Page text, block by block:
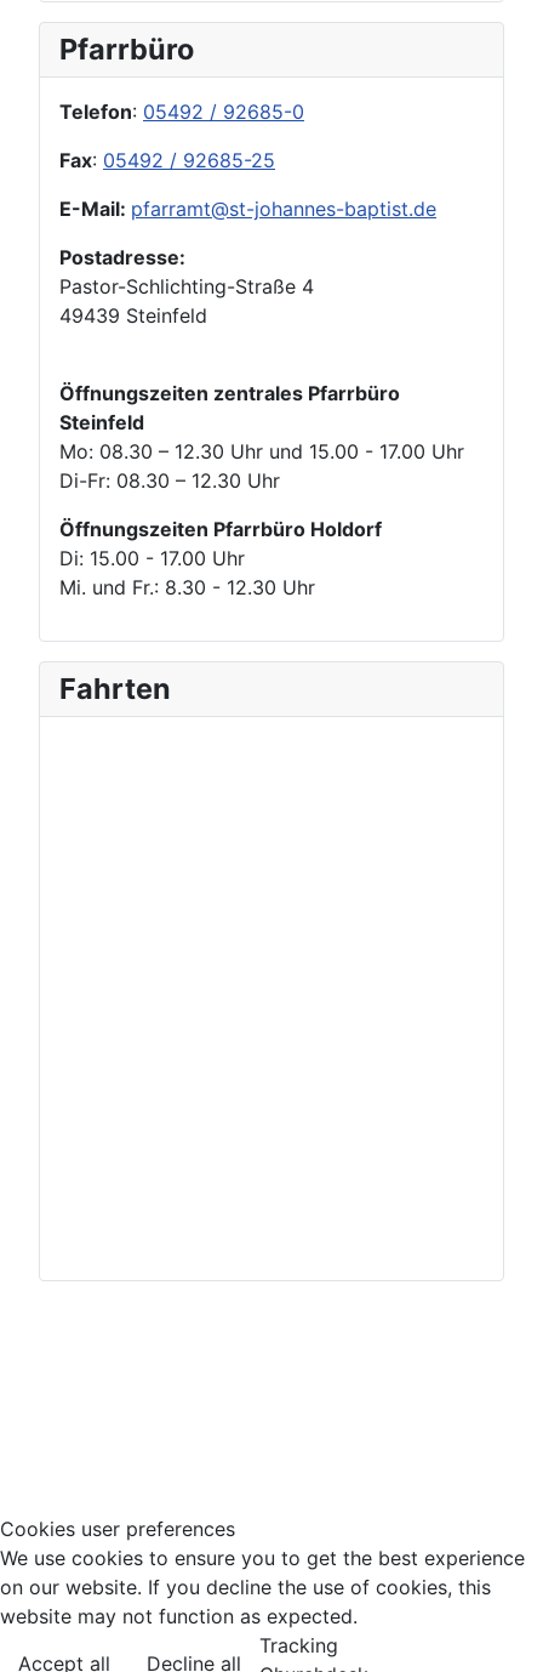
Pfarrbüro
Telefon: 05492 / 92685-0
Fax: 05492 / 92685-25
E-Mail: pfarramt@st-johannes-baptist.de
Postadresse:
Pastor-Schlichting-Straße 4
49439 Steinfeld
Öffnungszeiten zentrales Pfarrbüro
Steinfeld
Mo: 08.30 – 12.30 Uhr und 15.00 - 17.00 Uhr
Di-Fr: 08.30 – 12.30 Uhr
Öffnungszeiten Pfarrbüro Holdorf
Di: 15.00 - 17.00 Uhr
Mi. und Fr.: 8.30 - 12.30 Uhr
Fahrten
Cookies user preferences
We use cookies to ensure you to get the best experience
on our website. If you decline the use of cookies, this
website may not function as expected.
Accept all
Decline all
Tracking